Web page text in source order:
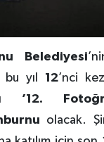
Belediyesi
bu yıl 12’nci
’12.
olacak.